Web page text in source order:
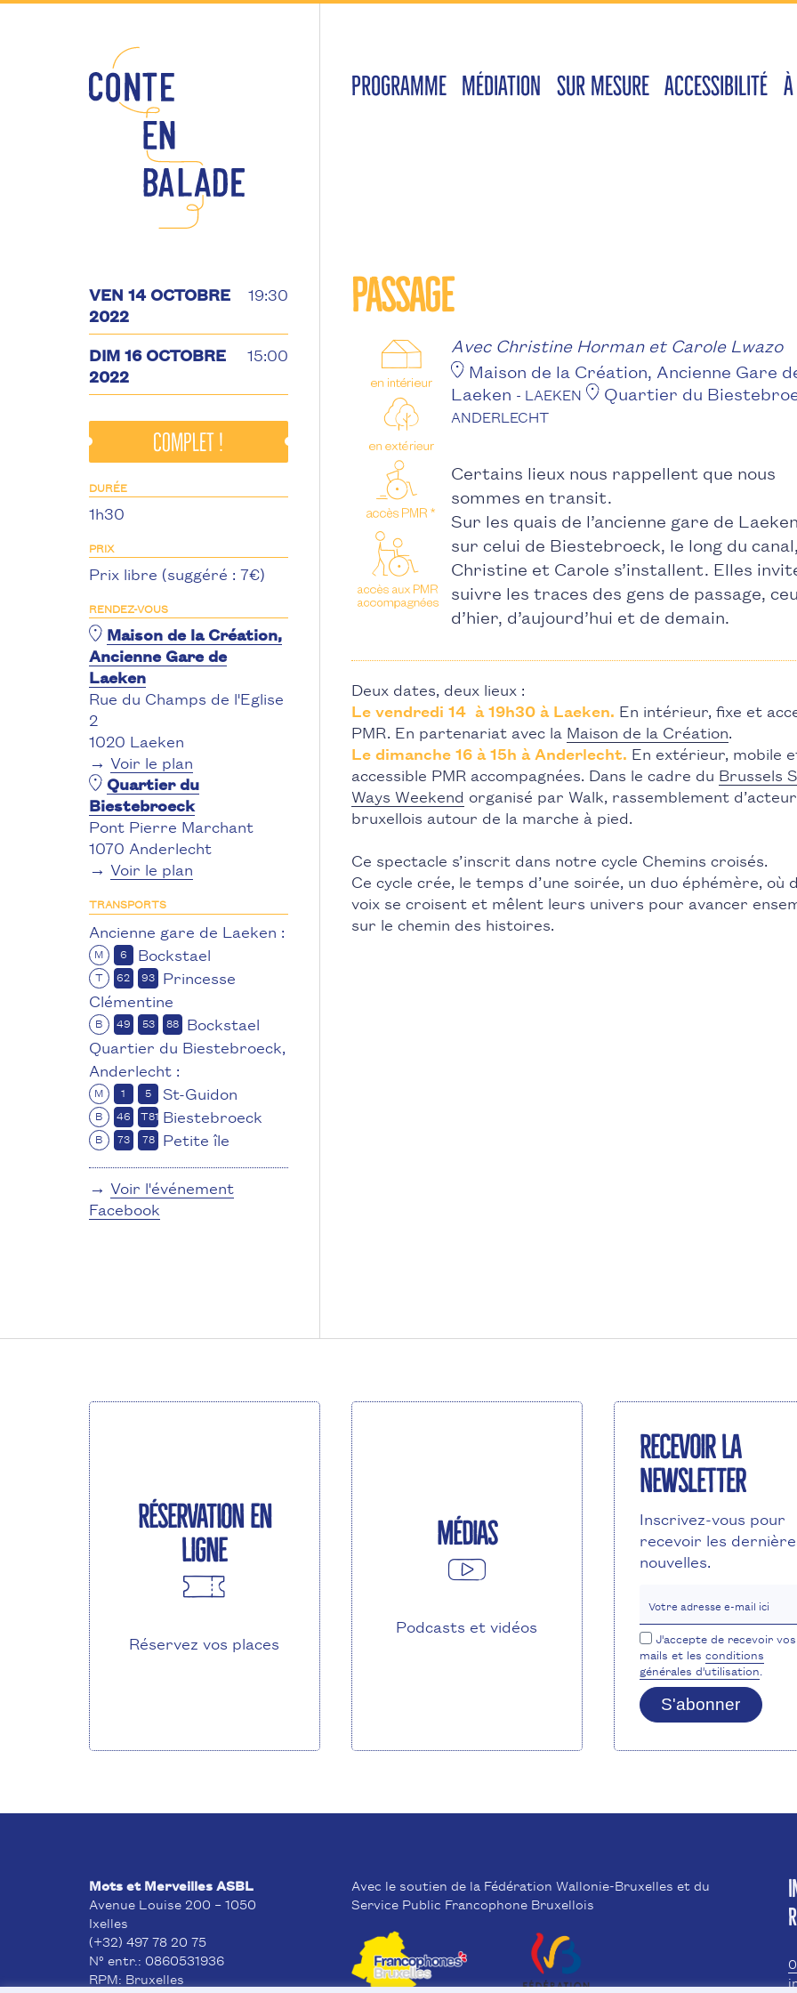
PROGRAMME MÉDIATION SUR MESURE ACCESSIBILITÉ
VEN 14 OCTOBRE
2022
19:30
DIM 16 OCTOBRE
2022
15:00
complet !
DURÉE
1h30
PRIX
Prix libre (suggéré : 7€)
RENDEZ-VOUS
Maison de la Création,
Ancienne Gare de
Laeken
Rue du Champs de l'Eglise
2
1020 Laeken
→ Voir le plan
Quartier du
Biestebroeck
Pont Pierre Marchant
1070 Anderlecht
→ Voir le plan
TRANSPORTS
Ancienne gare de Laeken :
M 6 Bockstael
T 62 93 Princesse
Clémentine
B 49 53 88 Bockstael
Quartier du Biestebroeck,
Anderlecht :
M 1 5 St-Guidon
B 46 T81Biestebroeck
B 73 78 Petite île
→ Voir l'événement
Facebook
Passage
Avec Christine Horman et Carole Lwazo
Maison de la Création, Ancienne Gare
Laeken - LAEKEN Quartier du
ANDERLECHT
Certains lieux nous rappellent que nous
sommes en transit.
Sur les quais de l’ancienne gare de
sur celui de Biestebroeck, le long du canal,
Christine et Carole s’installent. Elles
suivre les traces des gens de passage,
d’hier, d’aujourd’hui et de demain.
Deux dates, deux lieux :
Le vendredi 14 à 19h30 à Laeken. En intérieur, fixe et
PMR. En partenariat avec la Maison de la Création.
Le dimanche 16 à 15h à Anderlecht. En extérieur, mobile
accessible PMR accompagnées. Dans le cadre du Brussels
Ways Weekend organisé par Walk, rassemblement
bruxellois autour de la marche à pied.
Ce spectacle s’inscrit dans notre cycle Chemins croisés.
Ce cycle crée, le temps d’une soirée, un duo éphémère, où
voix se croisent et mêlent leurs univers pour avancer
sur le chemin des histoires.
Réservation en
ligne
Réservez vos places
Médias
Podcasts et vidéos
Recevoir la
newsletter
Inscrivez-vous pour
recevoir les
nouvelles.
Votre adresse e-mail ici
J'accepte de recevoir
mails et les conditions
générales d'utilisation.
S'abonner
Mots et Merveilles ASBL
Avenue Louise 200 – 1050
Ixelles
(+32) 497 78 20 75
N° entr.: 0860531936
RPM: Bruxelles
Avec le soutien de la Fédération Wallonie-Bruxelles et du
Service Public Francophone Bruxellois